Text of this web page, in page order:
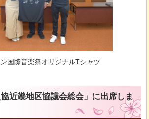
国際音楽祭オリジナルTシャツ
協近畿地区協議会総会」に出席しま